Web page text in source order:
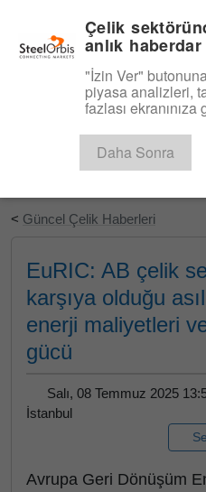
Ücretsiz
< Güncel Çelik Haberleri
EuRIC: AB çelik
karşıya olduğu
enerji maliyetleri
gücü
Salı, 08 Temmuz 2025
İstanbul
Avrupa Geri Dönüşüm
Çelik
anlık
"İzin Ver"
piyasa analizleri,
fazlası ekranınıza
Daha Sonra